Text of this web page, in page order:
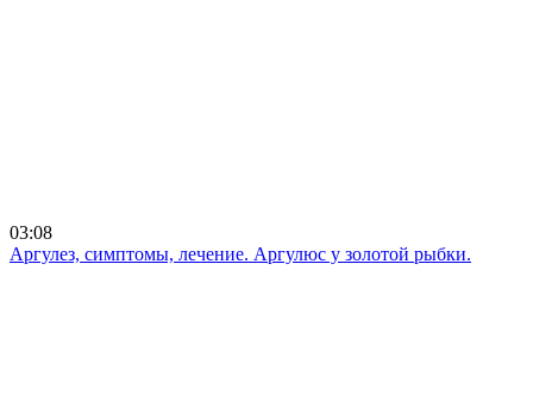
03:08
Аргулез, симптомы, лечение. Аргулюс у золотой рыбки.